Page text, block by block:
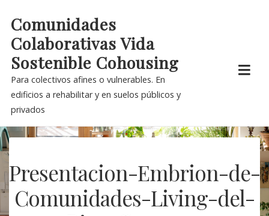
content
Comunidades
Colaborativas Vida
Sostenible Cohousing
Para colectivos afines o vulnerables. En
edificios a rehabilitar y en suelos públicos y
privados
Presentacion-Embrion-de-
Comunidades-Living-del-